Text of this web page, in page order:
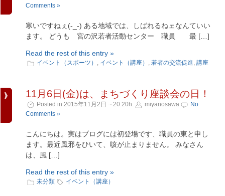
Comments »
寒いですねぇ(-_-) ある地域では、しばれるねェなんていい
ます。 どうも 宮の沢若者活動センター 職員 最 […]
Read the rest of this entry »
イベント（スポーツ） , イベント（講座） , 若者の交流促進, 講座
11月6日(金)は、まちづくり座談会の日！
Posted in 2015年11月2日 ¬ 20:20h. miyanosawa
No
Comments »
こんにちは。実はブログには初登場です、職員の東と申し
ます。最近風邪をひいて、咳が止まりません。 みなさん
は、風 […]
Read the rest of this entry »
未分類 イベント（講座）